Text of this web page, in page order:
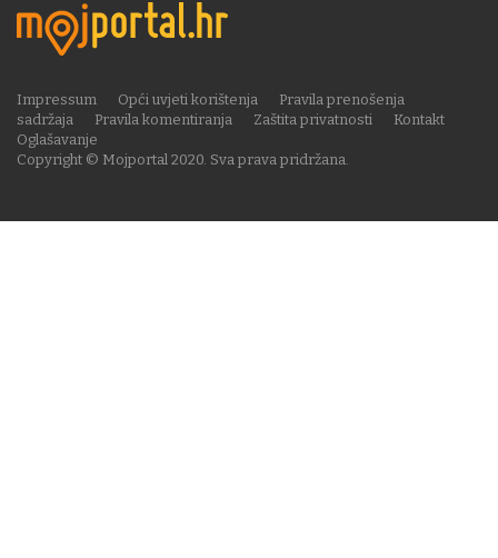
Copyright © Mojportal 2020. Sva prava pridržana.
Impressum Opći uvjeti korištenja
Pravila prenošenja
sadržaja
Pravila komentiranja Zaštita privatnosti
Kontakt
Oglašavanje